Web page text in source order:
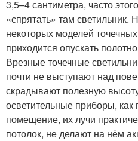
3,5–4 сантиметра, часто
«спрятать» там светильник.
некоторых моделей
приходится опускать
Врезные точечные
почти не выступают над
скрадывают полезную
осветительные приборы,
помещение, их лучи
потолок, не делают на нём